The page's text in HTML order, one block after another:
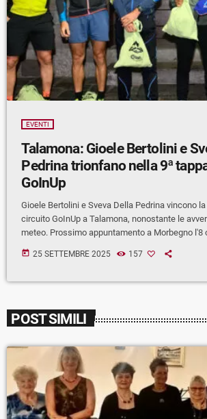
EVENTI
Talamona: Gioele Bertolini e
Pedrina trionfano nella 9ª
GoInUp
Gioele Bertolini e Sveva Della Pedrina vincono
circuito GoInUp a Talamona, nonostante le
meteo. Prossimo appuntamento a Morbegno l'8
today 25 SETTEMBRE 2025 157
POST SIMILI